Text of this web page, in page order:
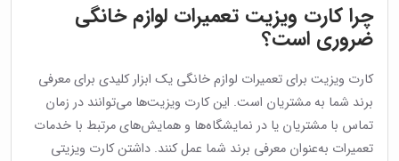
چرا کارت ویزیت تعمیرات لوازم خانگی
ضروری است؟
کارت ویزیت برای تعمیرات لوازم خانگی یک ابزار کلیدی برای معرفی
برند شما به مشتریان است. این کارت ویزیت‌ها می‌توانند در زمان
تماس با مشتریان یا در نمایشگاه‌ها و همایش‌های مرتبط با خدمات
تعمیرات به‌عنوان معرفی برند شما عمل کنند. داشتن کارت ویزیتی